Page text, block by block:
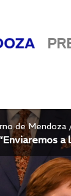
de Mendoza